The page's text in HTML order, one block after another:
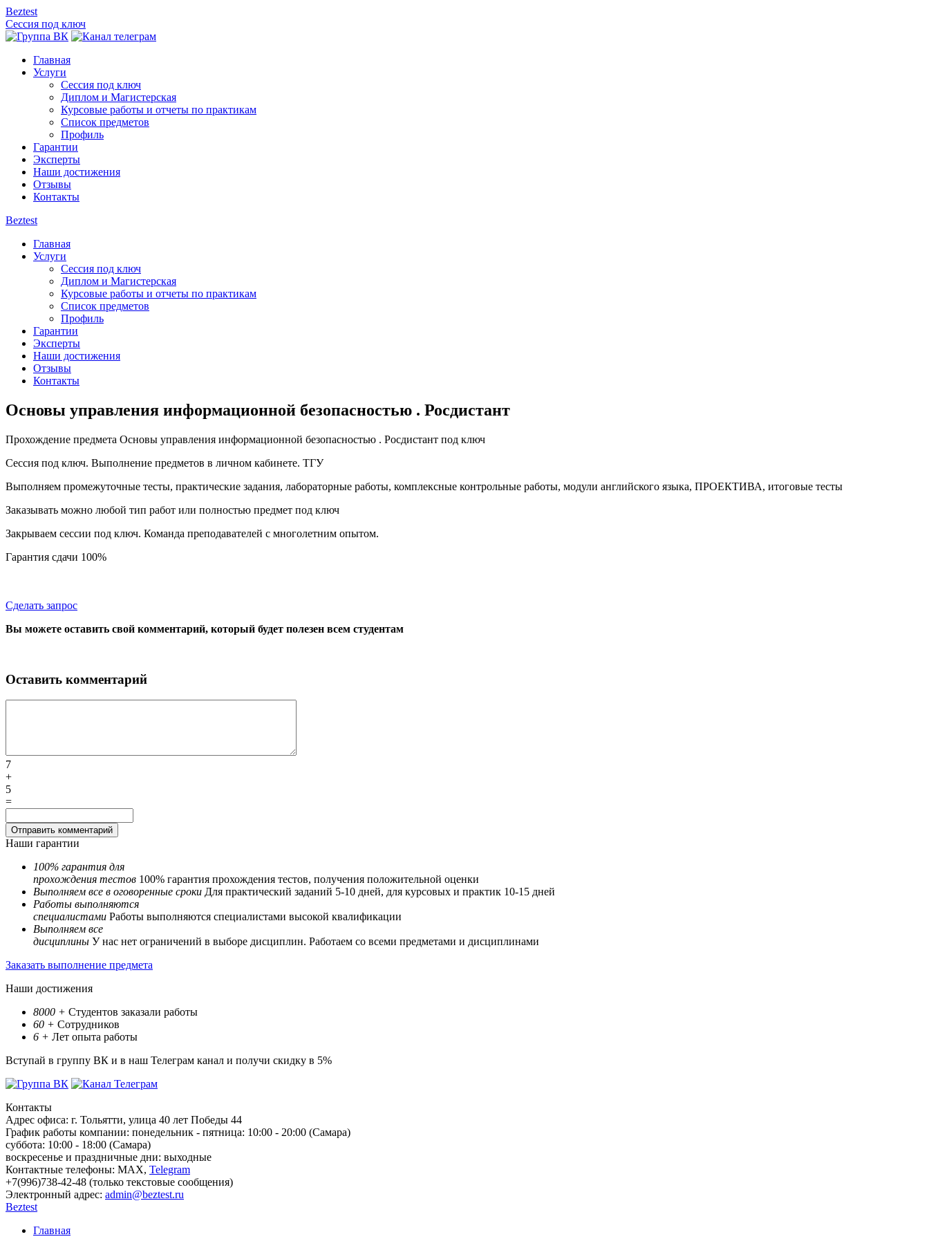
Beztest
Сессия под ключ
Главная
Услуги
Сессия под ключ
Диплом и Магистерская
Курсовые работы и отчеты по практикам
Список предметов
Профиль
Гарантии
Эксперты
Наши достижения
Отзывы
Контакты
Beztest
Главная
Услуги
Сессия под ключ
Диплом и Магистерская
Курсовые работы и отчеты по практикам
Список предметов
Профиль
Гарантии
Эксперты
Наши достижения
Отзывы
Контакты
Основы управления информационной безопасностью . Росдистант
Прохождение предмета Основы управления информационной безопасностью . Росдистант под ключ
Сессия под ключ. Выполнение предметов в личном кабинете. ТГУ
Выполняем промежуточные тесты, практические задания, лабораторные работы, комплексные контрольные работы, модули английского языка, ПРОЕКТИВА, итоговые тесты
Заказывать можно любой тип работ или полностью предмет под ключ
Закрываем сессии под ключ. Команда преподавателей с многолетним опытом.
Гарантия сдачи 100%
Сделать запрос
Вы можете оставить свой комментарий, который будет полезен всем студентам
Оставить комментарий
7
+
5
=
Наши гарантии
100% гарантия для
прохождения тестов 100% гарантия прохождения тестов, получения положительной оценки
Выполняем все в оговоренные сроки Для практический заданий 5-10 дней, для курсовых и практик 10-15 дней
Работы выполняются
специалистами Работы выполняются специалистами высокой квалификации
Выполняем все
дисциплины У нас нет ограничений в выборе дисциплин. Работаем со всеми предметами и дисциплинами
Заказать выполнение предмета
Наши достижения
8000 + Студентов заказали работы
60 + Сотрудников
6 + Лет опыта работы
Вступай в группу ВК и в наш Телеграм канал и получи скидку в 5%
Контакты
Адрес офиса: г. Тольятти, улица 40 лет Победы 44
График работы компании: понедельник - пятница: 10:00 - 20:00 (Самара)
суббота: 10:00 - 18:00 (Самара)
воскресенье и праздничные дни: выходные
Контактные телефоны: МАХ, Telegram
+7(996)738-42-48 (только текстовые сообщения)
Электронный адрес: admin@beztest.ru
Beztest
Главная